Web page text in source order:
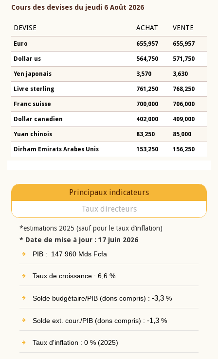
Cours des devises du jeudi 6 Août 2026
DEVISE ACHAT VENTE
Euro 655,957 655,957
Dollar us 564,750 571,750
Yen japonais 3,570 3,630
Livre sterling 761,250 768,250
Franc suisse 700,000 706,000
Dollar canadien 402,000 409,000
Yuan chinois 83,250 85,000
Dirham Emirats Arabes Unis 153,250 156,250
Principaux indicateurs
Taux directeurs
*estimations 2025 (sauf pour le taux d’inflation)
* Date de mise à jour : 17 juin 2026
PIB : 147 960 Mds Fcfa
Taux de croissance : 6,6 %
Solde budgétaire/PIB (dons compris) : -3,3%
Solde ext. cour./PIB (dons compris) : -1,3%
Taux d'inflation : 0 % (2025)